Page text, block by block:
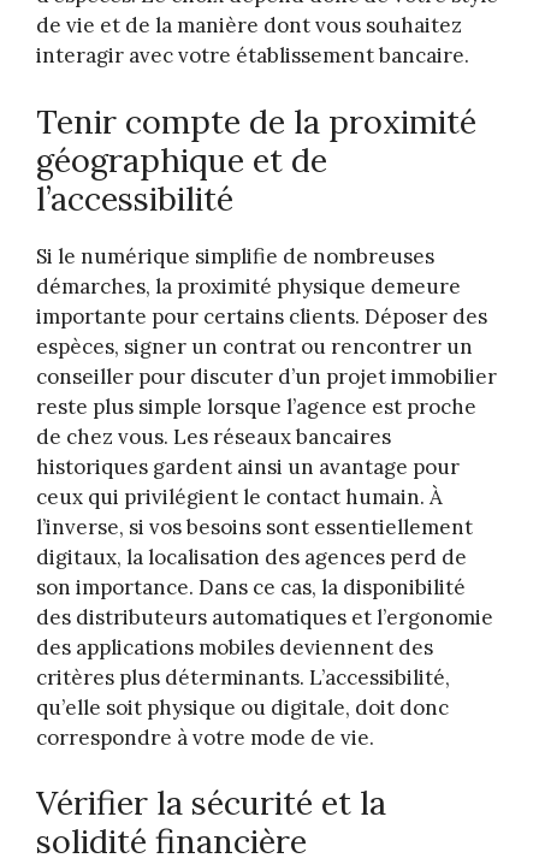
de vie et de la manière dont vous souhaitez
interagir avec votre établissement bancaire.
Tenir compte de la proximité
géographique et de
l’accessibilité
Si le numérique simplifie de nombreuses
démarches, la proximité physique demeure
importante pour certains clients. Déposer des
espèces, signer un contrat ou rencontrer un
conseiller pour discuter d’un projet immobilier
reste plus simple lorsque l’agence est proche
de chez vous. Les réseaux bancaires
historiques gardent ainsi un avantage pour
ceux qui privilégient le contact humain. À
l’inverse, si vos besoins sont essentiellement
digitaux, la localisation des agences perd de
son importance. Dans ce cas, la disponibilité
des distributeurs automatiques et l’ergonomie
des applications mobiles deviennent des
critères plus déterminants. L’accessibilité,
qu’elle soit physique ou digitale, doit donc
correspondre à votre mode de vie.
Vérifier la sécurité et la
solidité financière